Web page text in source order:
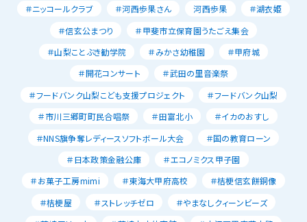
＃ニッコールクラブ
＃河西歩果さん 河西歩果
＃湖衣姫
＃信玄公まつり
＃甲斐市立保育園うたごえ集会
＃山梨ことぶき勧学院
＃みかさ幼稚園
＃甲府城
＃開花コンサート
＃武田の里音楽祭
＃フードバンク山梨こども支援プロジェクト
＃フードバンク山梨
＃市川三郷町町民合唱祭
＃田富北小
＃イカのおすし
＃NNS旗争奪レディースソフトボール大会
＃国の教育ローン
＃日本政策金融公庫
＃エコノミクス甲子園
＃お菓子工房mimi
＃東海大甲府高校
＃桔梗信玄餅銅像
＃桔梗屋
＃ストレッチゼロ
＃やまなしクィーンビーズ